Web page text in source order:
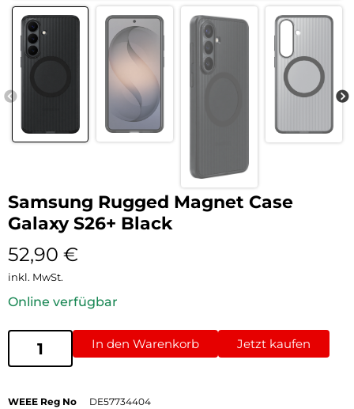
Samsung Rugged Magnet Case
Galaxy S26+ Black
52,90 €
inkl. MwSt.
Online verfügbar
In den Warenkorb Jetzt kaufen
WEEE Reg No
DE57734404